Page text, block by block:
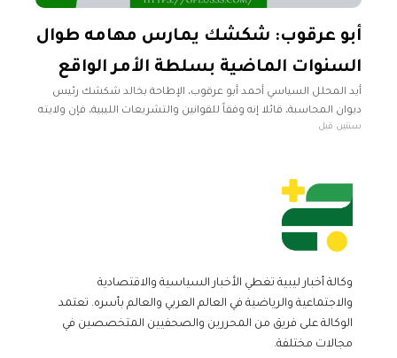
أبو عرقوب: شكشك يمارس مهامه طوال
السنوات الماضية بسلطة الأمر الواقع
أيد المحلل السياسي أحمد أبو عرقوب، الإطاحة بخالد شكشك رئيس
ديوان المحاسبة، قائلا إنه وفقاً للقوانين والتشريعات الليبية، فإن ولايته
تمتد لثلاث سنوات تجدد لمرة واحدة. وأضاف أبو عرقوب في
سنتين قبل
وكالة أخبار ليبية تغطي الأخبار السياسية والاقتصادية
والاجتماعية والرياضية في العالم العربي والعالم بأسره. تعتمد
الوكالة على فريق من المحررين والصحفيين المتخصصين في
مجالات مختلفة.